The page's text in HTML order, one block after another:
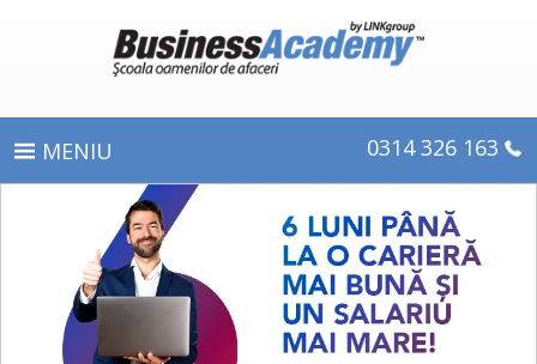
0314 326 163
CE OBŢINEŢI